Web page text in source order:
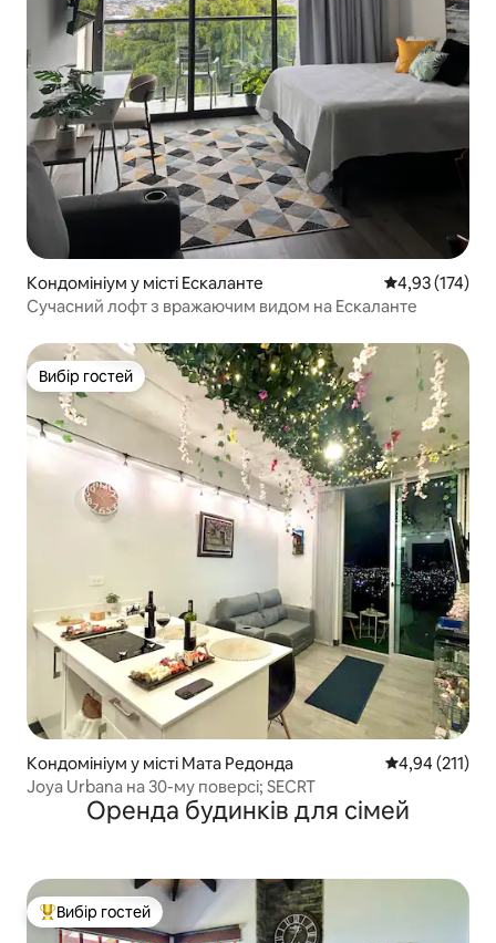
Кондомініум у місті Ескаланте Середня
4,93 (174)
Сучасний лофт з вражаючим видом на Ескаланте
Вибір гостей
Вибір гостей
Кондомініум у місті Мата Редонда Середня
4,94 (211)
Joya Urbana на 30-му поверсі; SECRT
Оренда будинків для сімей
Топ вибір гостей
Вибір гостей